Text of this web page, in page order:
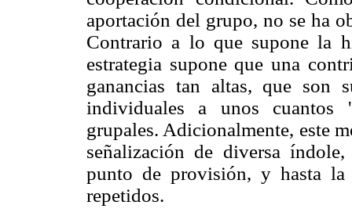
aportación del grupo, no se ha
Contrario a lo que supone la
estrategia supone que una
ganancias tan altas, que son
individuales a unos cuantos
grupales. Adicionalmente, este
señalización de diversa
punto de provisión, y hasta la
repetidos.